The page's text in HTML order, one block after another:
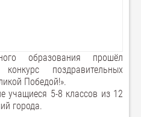
образования прошёл
поздравительных
Победой!».
учащиеся 5-8 классов из 12
города.